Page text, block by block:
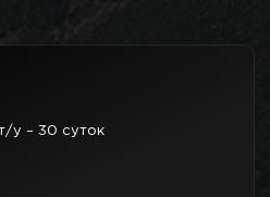
у – 30 суток